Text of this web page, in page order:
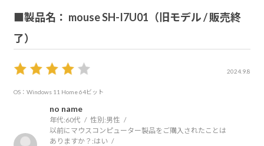
■製品名： mouse SH-I7U01（旧モデル / 販売終
了）
2024.9.8
OS：Windows 11 Home 64ビット
no name
年代:60代 性別:男性
以前にマウスコンピューター製品をご購入されたことは
ありますか？:はい